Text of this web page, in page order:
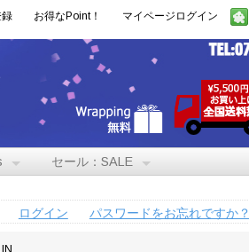
お得なPoint！ マイページログイン
セール：SALE
ログイン パスワードをお忘れですか？